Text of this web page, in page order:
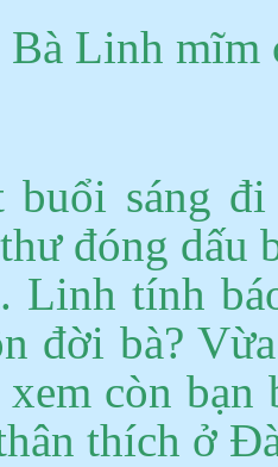
Bà Linh mĩm
buổi sáng
thưđóng dấu
Linh tính
đời bà?
còn bạn
thích ở